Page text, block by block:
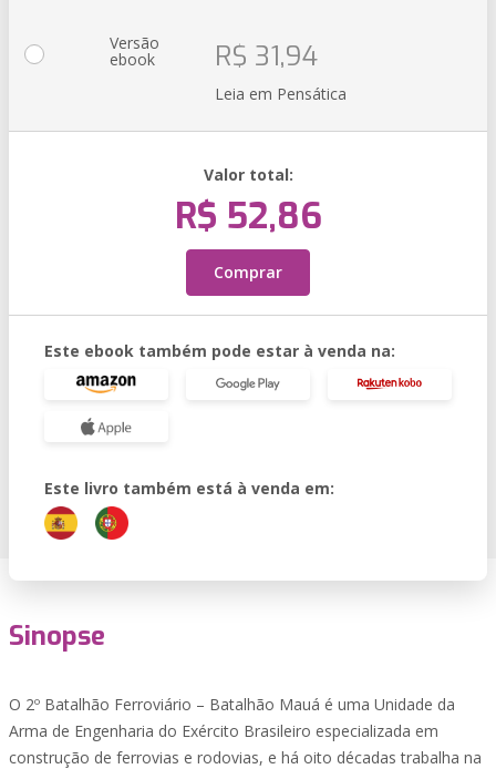
Versão
ebook R$ 31,94
Leia em Pensática
Valor total:
R$ 52,86
Comprar
Este ebook também pode estar à venda na:
Este livro também está à venda em:
Sinopse
O 2º Batalhão Ferroviário – Batalhão Mauá é uma Unidade da
Arma de Engenharia do Exército Brasileiro especializada em
construção de ferrovias e rodovias, e há oito décadas trabalha na